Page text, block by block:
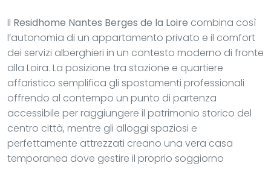
Il Residhome Nantes Berges de la Loire combina così
l’autonomia di un appartamento privato e il comfort
dei servizi alberghieri in un contesto moderno di fronte
alla Loira. La posizione tra stazione e quartiere
affaristico semplifica gli spostamenti professionali
offrendo al contempo un punto di partenza
accessibile per raggiungere il patrimonio storico del
centro città, mentre gli alloggi spaziosi e
perfettamente attrezzati creano una vera casa
temporanea dove gestire il proprio soggiorno